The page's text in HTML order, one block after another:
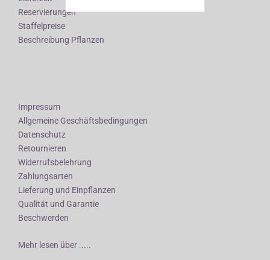
Reservierungen
Staffelpreise
Beschreibung Pflanzen
Impressum
Allgemeine Geschäftsbedingungen
Datenschutz
Retournieren
Widerrufsbelehrung
Zahlungsarten
Lieferung und Einpflanzen
Qualität und Garantie
Beschwerden
Mehr lesen über .....